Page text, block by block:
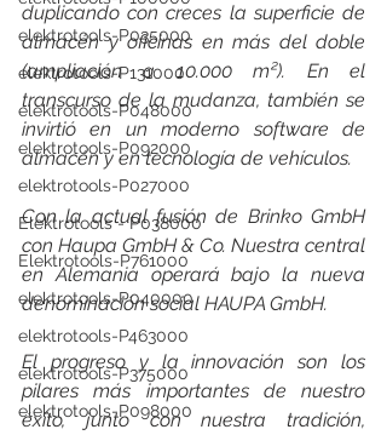
elektrotools-P035000
elektrotools-P131000
elektrotools-P048000
elektrotools-P092000
elektrotools-P027000
Elektrotools - P038000
Elektrotools-P761000
elektrotools-P040000
elektrotools-P463000
elektrotools-P375000
elektrotools-P098000
duplicando con creces la superficie de
almacén y oficinas en más del doble
(ampliación a 10.000 m²). En el
transcurso de la mudanza, también se
invirtió en un moderno software de
almacén y en tecnología de vehículos.
Con la actual fusión de Brinko GmbH
con Haupa GmbH & Co. Nuestra central
en Alemania operará bajo la nueva
denominación social HAUPA GmbH.
El progreso y la innovación son los
pilares más importantes de nuestro
éxito, junto con nuestra tradición,